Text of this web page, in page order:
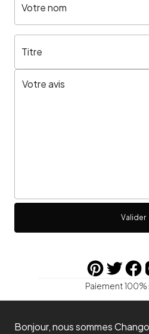
Votre nom
Titre
Valider
Paiement
Bonjour, nous sommes